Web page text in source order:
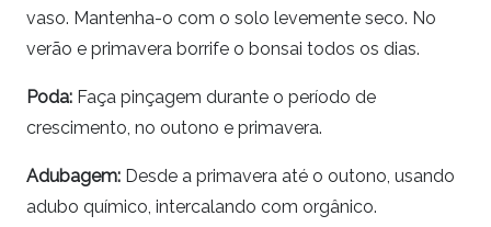
vaso. Mantenha-o com o solo levemente seco. No
verão e primavera borrife o bonsai todos os dias.
Poda: Faça pinçagem durante o período de
crescimento, no outono e primavera.
Adubagem: Desde a primavera até o outono, usando
adubo químico, intercalando com orgânico.